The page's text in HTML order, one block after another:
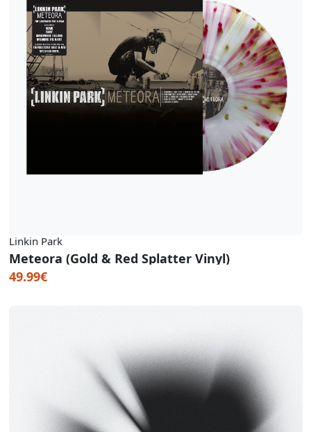
Linkin Park
Meteora (Gold & Red Splatter Vinyl)
49.99€